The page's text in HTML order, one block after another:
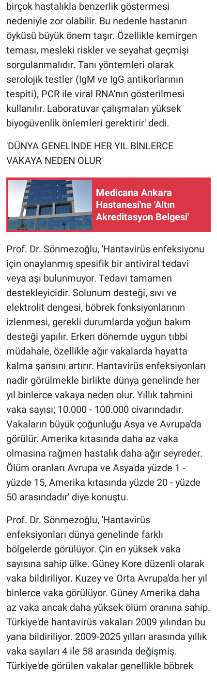
birçok hastalıkla benzerlik göstermesi
nedeniyle zor olabilir. Bu nedenle hastanın
öyküsü büyük önem taşır. Özellikle kemirgen
teması, mesleki riskler ve seyahat geçmişi
sorgulanmalıdır. Tanı yöntemleri olarak
serolojik testler (IgM ve IgG antikorlarının
tespiti), PCR ile viral RNA'nın gösterilmesi
kullanılır. Laboratuvar çalışmaları yüksek
biyogüvenlik önlemleri gerektirir' dedi.
'DÜNYA GENELİNDE HER YIL BİNLERCE
VAKAYA NEDEN OLUR'
Medicana Ankara
Hastanesi'ne 'Altın
Akreditasyon Belgesi'
Prof. Dr. Sönmezoğlu, 'Hantavirüs enfeksiyonu
için onaylanmış spesifik bir antiviral tedavi
veya aşı bulunmuyor. Tedavi tamamen
destekleyicidir. Solunum desteği, sıvı ve
elektrolit dengesi, böbrek fonksiyonlarının
izlenmesi, gerekli durumlarda yoğun bakım
desteği yapılır. Erken dönemde uygun tıbbi
müdahale, özellikle ağır vakalarda hayatta
kalma şansını artırır. Hantavirüs enfeksiyonları
nadir görülmekle birlikte dünya genelinde her
yıl binlerce vakaya neden olur. Yıllık tahmini
vaka sayısı; 10.000 - 100.000 civarındadır.
Vakaların büyük çoğunluğu Asya ve Avrupa'da
görülür. Amerika kıtasında daha az vaka
olmasına rağmen hastalık daha ağır seyreder.
Ölüm oranları Avrupa ve Asya'da yüzde 1 -
yüzde 15, Amerika kıtasında yüzde 20 - yüzde
50 arasındadır' diye konuştu.
Prof. Dr. Sönmezoğlu, 'Hantavirüs
enfeksiyonları dünya genelinde farklı
bölgelerde görülüyor. Çin en yüksek vaka
sayısına sahip ülke. Güney Kore düzenli olarak
vaka bildiriliyor. Kuzey ve Orta Avrupa'da her yıl
binlerce vaka görülüyor. Güney Amerika daha
az vaka ancak daha yüksek ölüm oranına sahip.
Türkiye'de hantavirüs vakaları 2009 yılından bu
yana bildiriliyor. 2009-2025 yılları arasında yıllık
vaka sayıları 4 ile 58 arasında değişmiş.
Türkiye'de görülen vakalar genellikle böbrek